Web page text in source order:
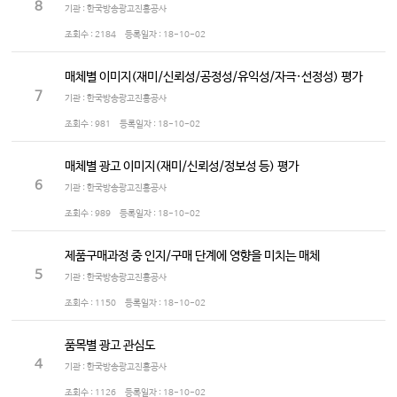
8 기관 : 한국방송광고진흥공사
조회수 : 2184 등록일자 : 18-10-02
7
매체별 이미지(재미/신뢰성/공정성/유익성/자극·선정성) 평가
기관 : 한국방송광고진흥공사
조회수 : 981 등록일자 : 18-10-02
6
매체별 광고 이미지(재미/신뢰성/정보성 등) 평가
기관 : 한국방송광고진흥공사
조회수 : 989 등록일자 : 18-10-02
5
제품구매과정 중 인지/구매 단계에 영향을 미치는 매체
기관 : 한국방송광고진흥공사
조회수 : 1150 등록일자 : 18-10-02
4
품목별 광고 관심도
기관 : 한국방송광고진흥공사
조회수 : 1126 등록일자 : 18-10-02